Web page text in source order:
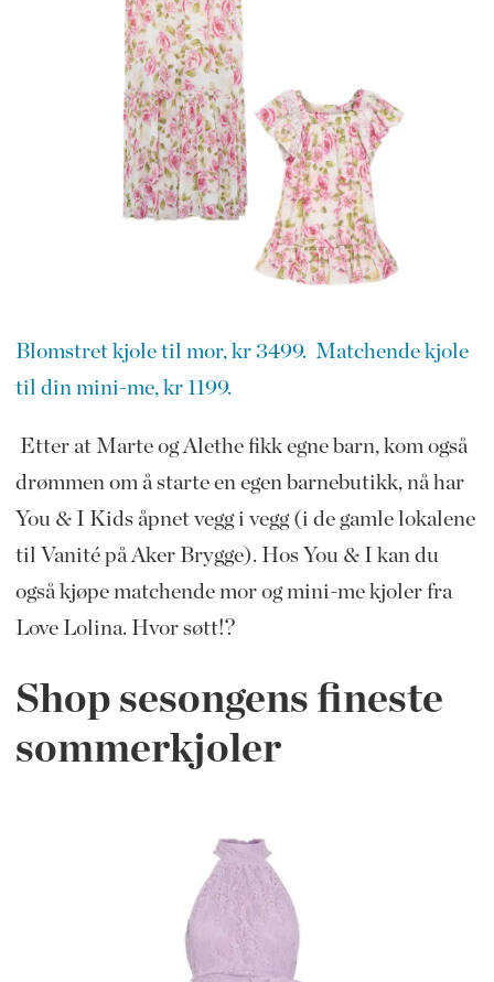
Blomstret kjole til mor, kr 3499. Matchende kjole
til din mini-me, kr 1199.
Etter at Marte og Alethe fikk egne barn, kom også
drømmen om å starte en egen barnebutikk, nå har
You & I Kids åpnet vegg i vegg (i de gamle lokalene
til Vanité på Aker Brygge). Hos You & I kan du
også kjøpe matchende mor og mini-me kjoler fra
Love Lolina. Hvor søtt!?
Shop sesongens fineste
sommerkjoler